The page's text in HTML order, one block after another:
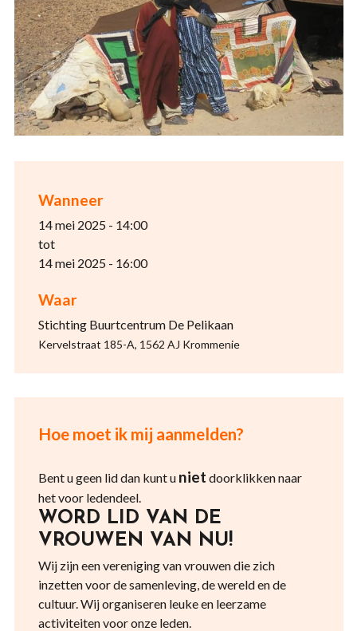
Wanneer
14 mei 2025 - 14:00
tot
14 mei 2025 - 16:00
Waar
Stichting Buurtcentrum De Pelikaan
Kervelstraat 185-A, 1562 AJ Krommenie
Hoe moet ik mij aanmelden?
Bent u geen lid dan kunt u niet doorklikken naar
het voor ledendeel.
WORD LID VAN DE
VROUWEN VAN NU!
Wij zijn een vereniging van vrouwen die zich
inzetten voor de samenleving, de wereld en de
cultuur. Wij organiseren leuke en leerzame
activiteiten voor onze leden.